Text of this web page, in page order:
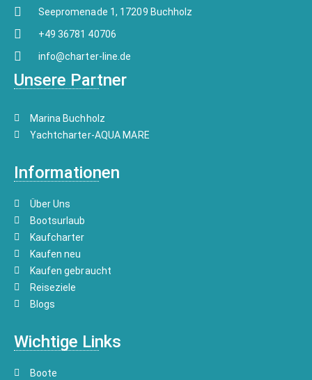
Seepromenade 1, 17209 Buchholz
+49 36781 40706
info@charter-line.de
Unsere Partner
Marina Buchholz
Yachtcharter-AQUA MARE
Informationen
Über Uns
Bootsurlaub
Kaufcharter
Kaufen neu
Kaufen gebraucht
Reiseziele
Blogs
Wichtige Links
Boote